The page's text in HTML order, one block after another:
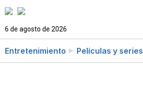
6 de agosto de 2026
Entretenimiento Películas y series